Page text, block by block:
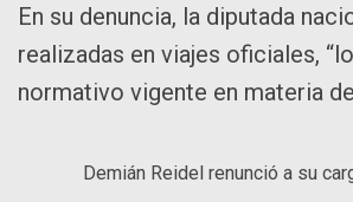
En su denuncia, la diputada
realizadas en viajes oficiales,
normativo vigente en materia
Demián Reidel renunció a su